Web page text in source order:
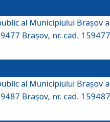
al Municipiului Braşov a
Brașov, nr. cad.
al Municipiului Braşov a
Brașov, nr. cad.